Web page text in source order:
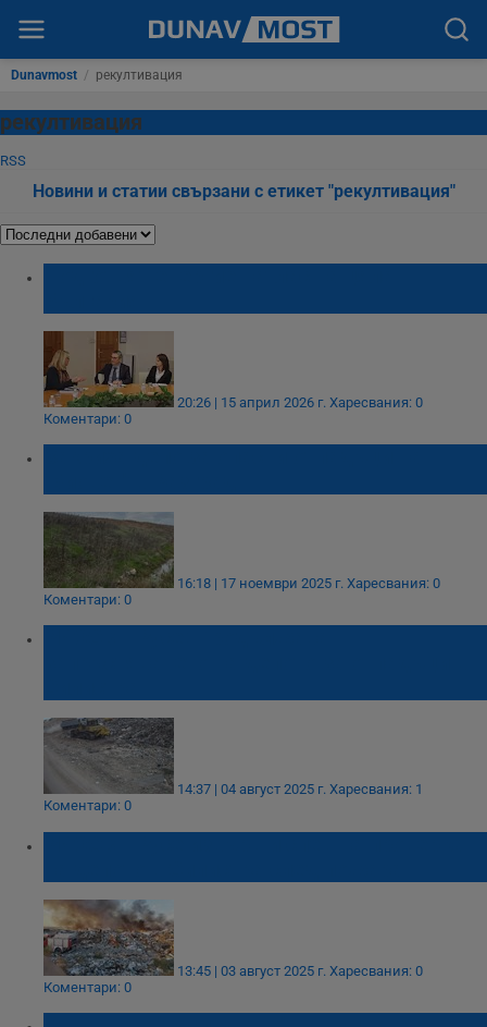
Dunavmost / рекултивация
рекултивация
RSS
Новини и статии свързани с етикет "рекултивация"
20:26 | 15 април 2026 г. Харесвания: 0
Коментари: 0
16:18 | 17 ноември 2025 г. Харесвания: 0
Коментари: 0
14:37 | 04 август 2025 г. Харесвания: 1
Коментари: 0
13:45 | 03 август 2025 г. Харесвания: 0
Коментари: 0